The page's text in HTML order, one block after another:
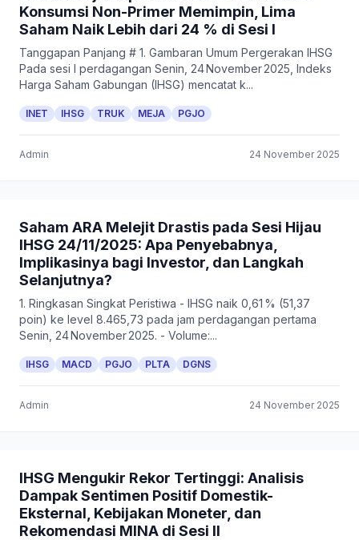
Konsumsi Non-Primer Memimpin, Lima
Saham Naik Lebih dari 24 % di Sesi I
Tanggapan Panjang # 1. Gambaran Umum Pergerakan IHSG
Pada sesi I perdagangan Senin, 24 November 2025, Indeks
Harga Saham Gabungan (IHSG) mencatat k...
INET IHSG TRUK MEJA PGJO
Admin 24 November 2025
Saham ARA Melejit Drastis pada Sesi Hijau
IHSG 24/11/2025: Apa Penyebabnya,
Implikasinya bagi Investor, dan Langkah
Selanjutnya?
1. Ringkasan Singkat Peristiwa - IHSG naik 0,61 % (51,37
poin) ke level 8.465,73 pada jam perdagangan pertama
Senin, 24 November 2025. - Volume:...
IHSG MACD PGJO PLTA DGNS
Admin 24 November 2025
IHSG Mengukir Rekor Tertinggi: Analisis
Dampak Sentimen Positif Domestik-
Eksternal, Kebijakan Moneter, dan
Rekomendasi MINA di Sesi II